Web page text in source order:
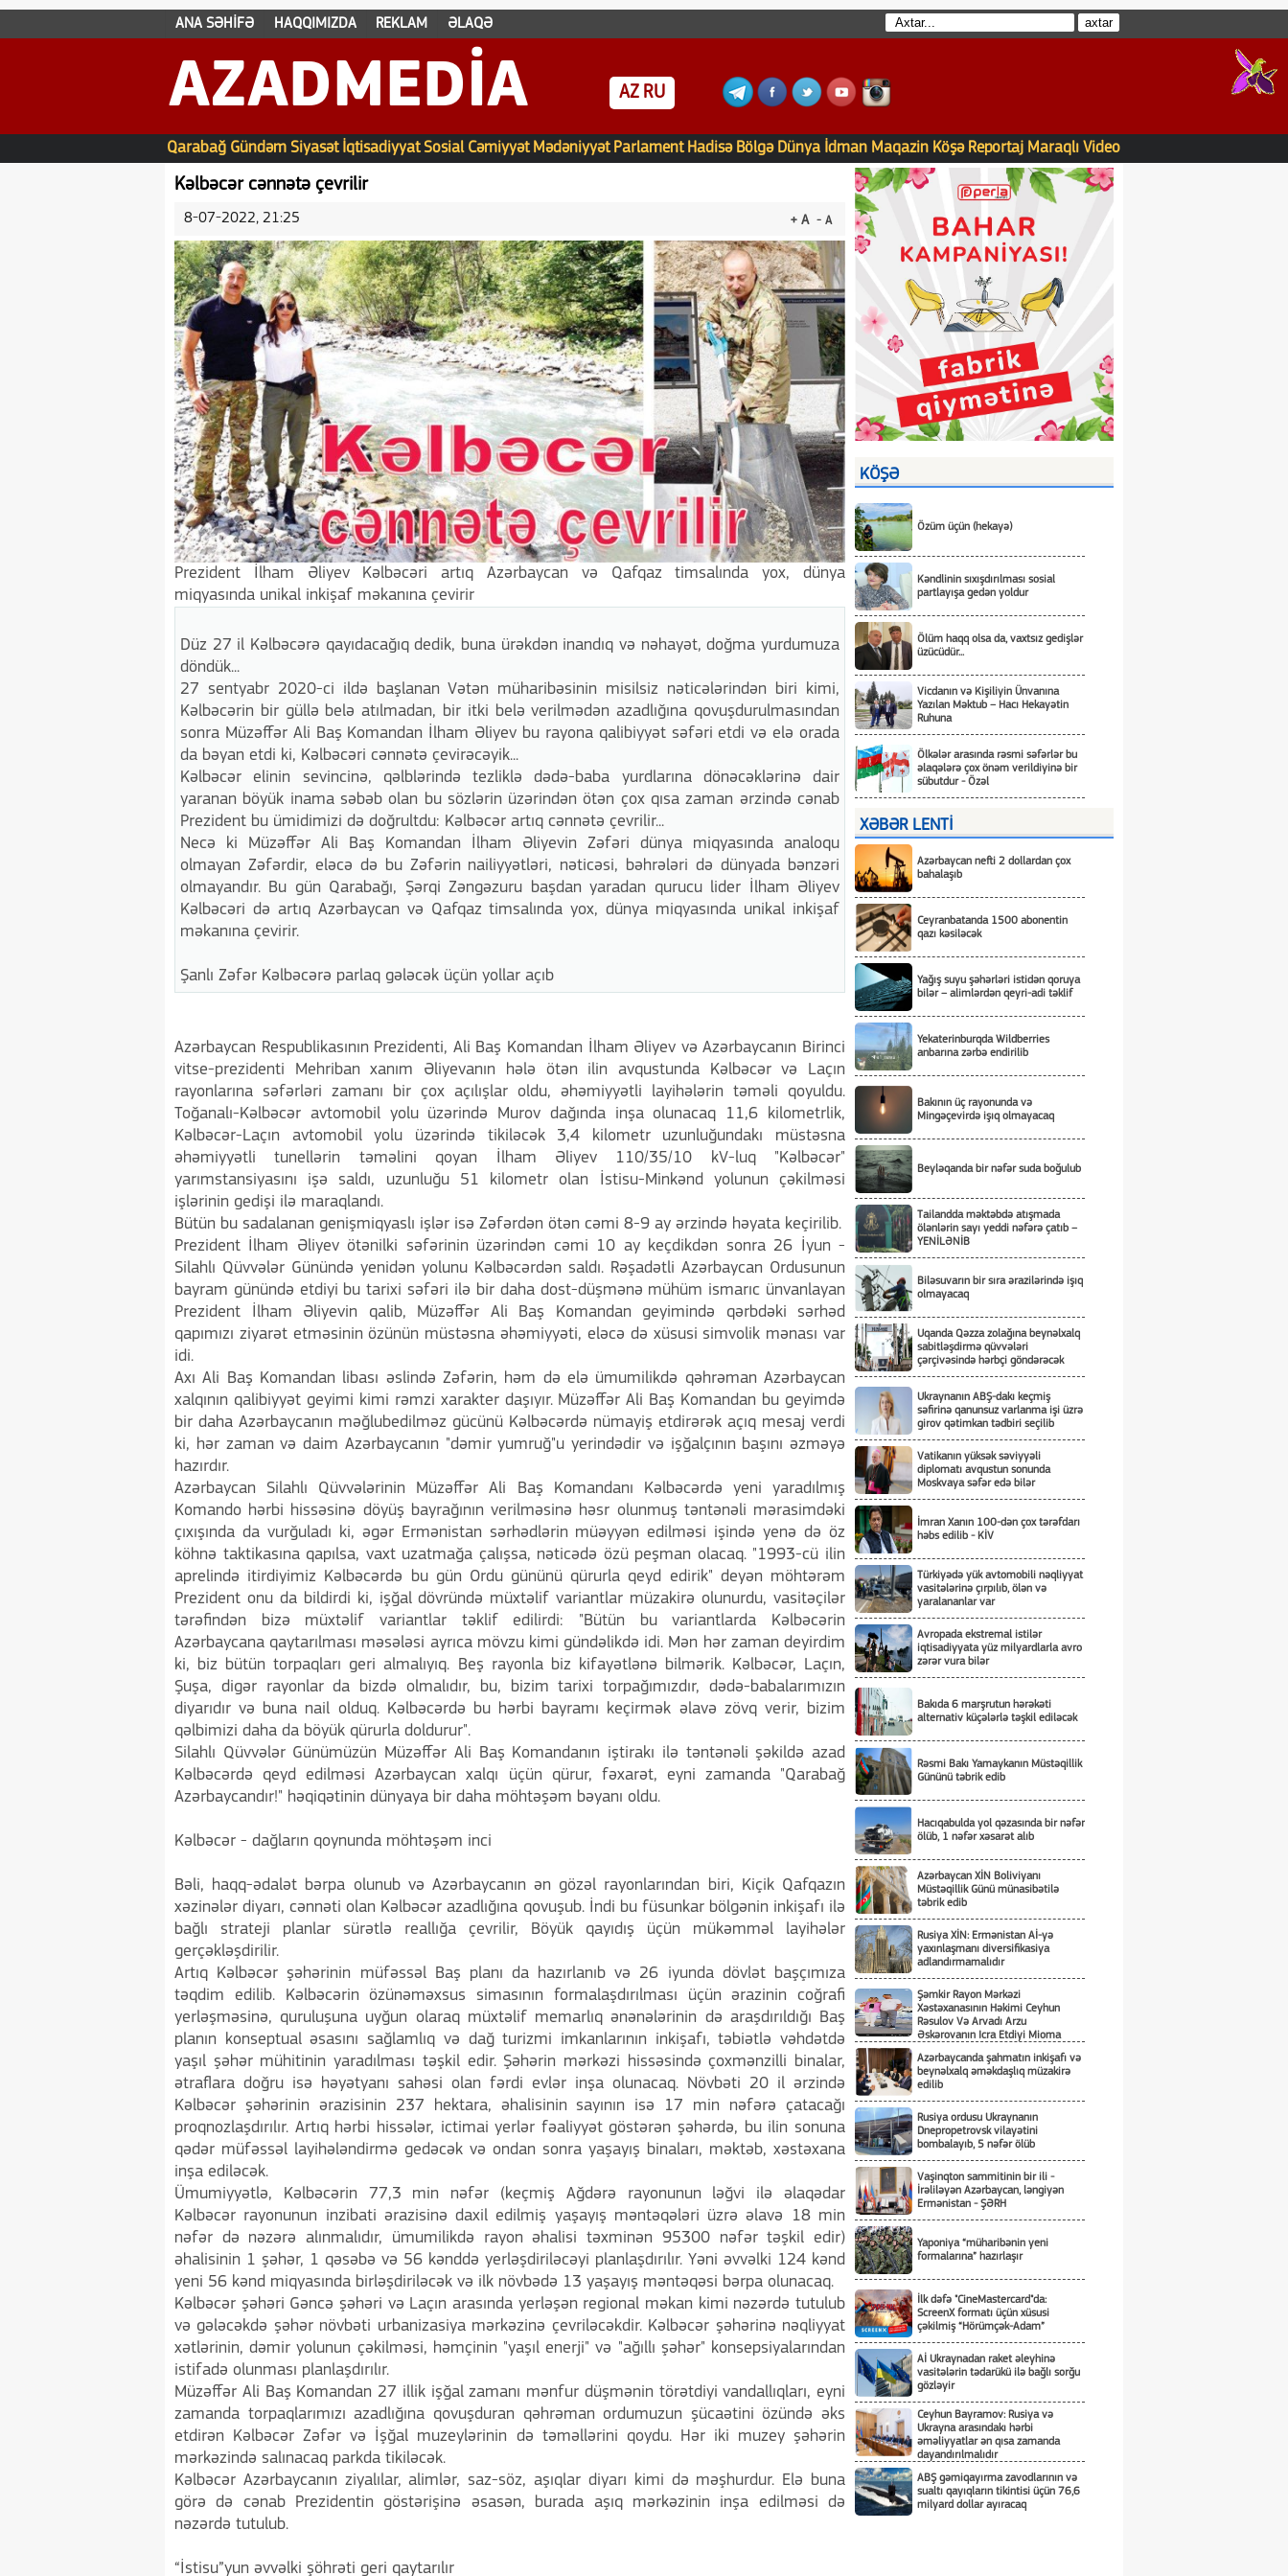
ANA SƏHİFƏ HAQQIMIZDA REKLAM ƏLAQƏ
AZADMEDIA AZ RU
Qarabağ Gündəm Siyasət İqtisadiyyat Sosial Cəmiyyət Mədəniyyət Parlament Hadisə Bölgə Dünya İdman Maqazin Köşə Reportaj Maraqlı Video
Kəlbəcər cənnətə çevrilir
+ A - A
8-07-2022, 21:25
Prezident İlham Əliyev Kəlbəcəri artıq Azərbaycan və Qafqaz timsalında yox, dünya
miqyasında unikal inkişaf məkanına çevirir
Düz 27 il Kəlbəcərə qayıdacağıq dedik, buna ürəkdən inandıq və nəhayət, doğma yurdumuza
döndük...
27 sentyabr 2020-ci ildə başlanan Vətən müharibəsinin misilsiz nəticələrindən biri kimi,
Kəlbəcərin bir güllə belə atılmadan, bir itki belə verilmədən azadlığına qovuşdurulmasından
sonra Müzəffər Ali Baş Komandan İlham Əliyev bu rayona qalibiyyət səfəri etdi və elə orada
da bəyan etdi ki, Kəlbəcəri cənnətə çevirəcəyik...
Kəlbəcər elinin sevincinə, qəlblərində tezliklə dədə-baba yurdlarına dönəcəklərinə dair
yaranan böyük inama səbəb olan bu sözlərin üzərindən ötən çox qısa zaman ərzində cənab
Prezident bu ümidimizi də doğrultdu: Kəlbəcər artıq cənnətə çevrilir...
Necə ki Müzəffər Ali Baş Komandan İlham Əliyevin Zəfəri dünya miqyasında analoqu
olmayan Zəfərdir, eləcə də bu Zəfərin nailiyyətləri, nəticəsi, bəhrələri də dünyada bənzəri
olmayandır. Bu gün Qarabağı, Şərqi Zəngəzuru başdan yaradan qurucu lider İlham Əliyev
Kəlbəcəri də artıq Azərbaycan və Qafqaz timsalında yox, dünya miqyasında unikal inkişaf
məkanına çevirir.
Şanlı Zəfər Kəlbəcərə parlaq gələcək üçün yollar açıb
Azərbaycan Respublikasının Prezidenti, Ali Baş Komandan İlham Əliyev və Azərbaycanın Birinci
vitse-prezidenti Mehriban xanım Əliyevanın hələ ötən ilin avqustunda Kəlbəcər və Laçın
rayonlarına səfərləri zamanı bir çox açılışlar oldu, əhəmiyyətli layihələrin təməli qoyuldu.
Toğanalı-Kəlbəcər avtomobil yolu üzərində Murov dağında inşa olunacaq 11,6 kilometrlik,
Kəlbəcər-Laçın avtomobil yolu üzərində tikiləcək 3,4 kilometr uzunluğundakı müstəsna
əhəmiyyətli tunellərin təməlini qoyan İlham Əliyev 110/35/10 kV-luq "Kəlbəcər"
yarımstansiyasını işə saldı, uzunluğu 51 kilometr olan İstisu-Minkənd yolunun çəkilməsi
işlərinin gedişi ilə maraqlandı.
Bütün bu sadalanan genişmiqyaslı işlər isə Zəfərdən ötən cəmi 8-9 ay ərzində həyata keçirilib.
Prezident İlham Əliyev ötənilki səfərinin üzərindən cəmi 10 ay keçdikdən sonra 26 İyun -
Silahlı Qüvvələr Günündə yenidən yolunu Kəlbəcərdən saldı. Rəşadətli Azərbaycan Ordusunun
bayram günündə etdiyi bu tarixi səfəri ilə bir daha dost-düşmənə mühüm ismarıc ünvanlayan
Prezident İlham Əliyevin qalib, Müzəffər Ali Baş Komandan geyimində qərbdəki sərhəd
qapımızı ziyarət etməsinin özünün müstəsna əhəmiyyəti, eləcə də xüsusi simvolik mənası var
idi.
Axı Ali Baş Komandan libası əslində Zəfərin, həm də elə ümumilikdə qəhrəman Azərbaycan
xalqının qalibiyyət geyimi kimi rəmzi xarakter daşıyır. Müzəffər Ali Baş Komandan bu geyimdə
bir daha Azərbaycanın məğlubedilməz gücünü Kəlbəcərdə nümayiş etdirərək açıq mesaj verdi
ki, hər zaman və daim Azərbaycanın "dəmir yumruğ"u yerindədir və işğalçının başını əzməyə
hazırdır.
Azərbaycan Silahlı Qüvvələrinin Müzəffər Ali Baş Komandanı Kəlbəcərdə yeni yaradılmış
Komando hərbi hissəsinə döyüş bayrağının verilməsinə həsr olunmuş təntənəli mərasimdəki
çıxışında da vurğuladı ki, əgər Ermənistan sərhədlərin müəyyən edilməsi işində yenə də öz
köhnə taktikasına qapılsa, vaxt uzatmağa çalışsa, nəticədə özü peşman olacaq. "1993-cü ilin
aprelində itirdiyimiz Kəlbəcərdə bu gün Ordu gününü qürurla qeyd edirik" deyən möhtərəm
Prezident onu da bildirdi ki, işğal dövründə müxtəlif variantlar müzakirə olunurdu, vasitəçilər
tərəfindən bizə müxtəlif variantlar təklif edilirdi: "Bütün bu variantlarda Kəlbəcərin
Azərbaycana qaytarılması məsələsi ayrıca mövzu kimi gündəlikdə idi. Mən hər zaman deyirdim
ki, biz bütün torpaqları geri almalıyıq. Beş rayonla biz kifayətlənə bilmərik. Kəlbəcər, Laçın,
Şuşa, digər rayonlar da bizdə olmalıdır, bu, bizim tarixi torpağımızdır, dədə-babalarımızın
diyarıdır və buna nail olduq. Kəlbəcərdə bu hərbi bayramı keçirmək əlavə zövq verir, bizim
qəlbimizi daha da böyük qürurla doldurur".
Silahlı Qüvvələr Günümüzün Müzəffər Ali Baş Komandanın iştirakı ilə təntənəli şəkildə azad
Kəlbəcərdə qeyd edilməsi Azərbaycan xalqı üçün qürur, fəxarət, eyni zamanda "Qarabağ
Azərbaycandır!" həqiqətinin dünyaya bir daha möhtəşəm bəyanı oldu.
Kəlbəcər - dağların qoynunda möhtəşəm inci
Bəli, haqq-ədalət bərpa olunub və Azərbaycanın ən gözəl rayonlarından biri, Kiçik Qafqazın
xəzinələr diyarı, cənnəti olan Kəlbəcər azadlığına qovuşub. İndi bu füsunkar bölgənin inkişafı ilə
bağlı strateji planlar sürətlə reallığa çevrilir, Böyük qayıdış üçün mükəmməl layihələr
gerçəkləşdirilir.
Artıq Kəlbəcər şəhərinin müfəssəl Baş planı da hazırlanıb və 26 iyunda dövlət başçımıza
təqdim edilib. Kəlbəcərin özünəməxsus simasının formalaşdırılması üçün ərazinin coğrafi
yerləşməsinə, quruluşuna uyğun olaraq müxtəlif memarlıq ənənələrinin də araşdırıldığı Baş
planın konseptual əsasını sağlamlıq və dağ turizmi imkanlarının inkişafı, təbiətlə vəhdətdə
yaşıl şəhər mühitinin yaradılması təşkil edir. Şəhərin mərkəzi hissəsində çoxmənzilli binalar,
ətraflara doğru isə həyətyanı sahəsi olan fərdi evlər inşa olunacaq. Növbəti 20 il ərzində
Kəlbəcər şəhərinin ərazisinin 237 hektara, əhalisinin sayının isə 17 min nəfərə çatacağı
proqnozlaşdırılır. Artıq hərbi hissələr, ictimai yerlər fəaliyyət göstərən şəhərdə, bu ilin sonuna
qədər müfəssəl layihələndirmə gedəcək və ondan sonra yaşayış binaları, məktəb, xəstəxana
inşa ediləcək.
Ümumiyyətlə, Kəlbəcərin 77,3 min nəfər (keçmiş Ağdərə rayonunun ləğvi ilə əlaqədar
Kəlbəcər rayonunun inzibati ərazisinə daxil edilmiş yaşayış məntəqələri üzrə əlavə 18 min
nəfər də nəzərə alınmalıdır, ümumilikdə rayon əhalisi təxminən 95300 nəfər təşkil edir)
əhalisinin 1 şəhər, 1 qəsəbə və 56 kənddə yerləşdiriləcəyi planlaşdırılır. Yəni əvvəlki 124 kənd
yeni 56 kənd miqyasında birləşdiriləcək və ilk növbədə 13 yaşayış məntəqəsi bərpa olunacaq.
Kəlbəcər şəhəri Gəncə şəhəri və Laçın arasında yerləşən regional məkan kimi nəzərdə tutulub
və gələcəkdə şəhər növbəti urbanizasiya mərkəzinə çevriləcəkdir. Kəlbəcər şəhərinə nəqliyyat
xətlərinin, dəmir yolunun çəkilməsi, həmçinin "yaşıl enerji" və "ağıllı şəhər" konsepsiyalarından
istifadə olunması planlaşdırılır.
Müzəffər Ali Baş Komandan 27 illik işğal zamanı mənfur düşmənin törətdiyi vandallıqları, eyni
zamanda torpaqlarımızı azadlığına qovuşduran qəhrəman ordumuzun şücaətini özündə əks
etdirən Kəlbəcər Zəfər və İşğal muzeylərinin də təməllərini qoydu. Hər iki muzey şəhərin
mərkəzində salınacaq parkda tikiləcək.
Kəlbəcər Azərbaycanın ziyalılar, alimlər, saz-söz, aşıqlar diyarı kimi də məşhurdur. Elə buna
görə də cənab Prezidentin göstərişinə əsasən, burada aşıq mərkəzinin inşa edilməsi də
nəzərdə tutulub.
“İstisu”yun əvvəlki şöhrəti geri qaytarılır
KÖŞƏ
Özüm üçün (hekayə)
Kəndlinin sıxışdırılması sosial
partlayışa gedən yoldur
Ölüm haqq olsa da, vaxtsız gedişlər
üzücüdür...
Vicdanın və Kişiliyin Ünvanına
Yazılan Məktub – Hacı Hekayətin
Ruhuna
Ölkələr arasında rəsmi səfərlər bu
əlaqələrə çox önəm verildiyinə bir
sübutdur - Özəl
XƏBƏR LENTİ
Azərbaycan nefti 2 dollardan çox
bahalaşıb
Ceyranbatanda 1500 abonentin
qazı kəsiləcək
Yağış suyu şəhərləri istidən qoruya
bilər – alimlərdən qeyri-adi təklif
Yekaterinburqda Wildberries
anbarına zərbə endirilib
Bakının üç rayonunda və
Mingəçevirdə işıq olmayacaq
Beyləqanda bir nəfər suda boğulub
Tailandda məktəbdə atışmada
ölənlərin sayı yeddi nəfərə çatıb –
YENİLƏNİB
Biləsuvarın bir sıra ərazilərində işıq
olmayacaq
Uqanda Qəzza zolağına beynəlxalq
sabitləşdirmə qüvvələri
çərçivəsində hərbçi göndərəcək
Ukraynanın ABŞ-dakı keçmiş
səfirinə qanunsuz varlanma işi üzrə
girov qətimkan tədbiri seçilib
Vatikanın yüksək səviyyəli
diplomatı avqustun sonunda
Moskvaya səfər edə bilər
İmran Xanın 100-dən çox tərəfdarı
həbs edilib - KİV
Türkiyədə yük avtomobili nəqliyyat
vasitələrinə çırpılıb, ölən və
yaralananlar var
Avropada ekstremal istilər
iqtisadiyyata yüz milyardlarla avro
zərər vura bilər
Bakıda 6 marşrutun hərəkəti
alternativ küçələrlə təşkil ediləcək
Rəsmi Bakı Yamaykanın Müstəqillik
Gününü təbrik edib
Hacıqabulda yol qəzasında bir nəfər
ölüb, 1 nəfər xəsarət alıb
Azərbaycan XİN Boliviyanı
Müstəqillik Günü münasibətilə
təbrik edib
Rusiya XİN: Ermənistan Aİ-yə
yaxınlaşmanı diversifikasiya
adlandırmamalıdır
Şəmkir Rayon Mərkəzi
Xəstəxanasının Həkimi Ceyhun
Rəsulov Və Arvadı Arzu
Əskərovanın Icra Etdiyi Mioma
Ölümü Ilə Bağlı Şəmkir Rayon
Prokrurluğunda Araşdırma Aparılır
Azərbaycanda şahmatın inkişafı və
beynəlxalq əməkdaşlıq müzakirə
edilib
Rusiya ordusu Ukraynanın
Dnepropetrovsk vilayətini
bombalayıb, 5 nəfər ölüb
Vaşinqton sammitinin bir ili -
İrəliləyən Azərbaycan, ləngiyən
Ermənistan - ŞƏRH
Yaponiya “müharibənin yeni
formalarına” hazırlaşır
İlk dəfə "CineMastercard"da:
ScreenX formatı üçün xüsusi
çəkilmiş “Hörümçək-Adam”
Aİ Ukraynadan raket əleyhinə
vasitələrin tədarükü ilə bağlı sorğu
gözləyir
Ceyhun Bayramov: Rusiya və
Ukrayna arasındakı hərbi
əməliyyatlar ən qısa zamanda
dayandırılmalıdır
ABŞ gəmiqayırma zavodlarının və
sualtı qayıqların tikintisi üçün 76,6
milyard dollar ayıracaq